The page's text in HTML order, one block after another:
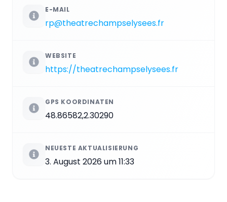
E-MAIL
rp@theatrechampselysees.fr
WEBSITE
https://theatrechampselysees.fr
GPS KOORDINATEN
48.86582,2.30290
NEUESTE AKTUALISIERUNG
3. August 2026 um 11:33